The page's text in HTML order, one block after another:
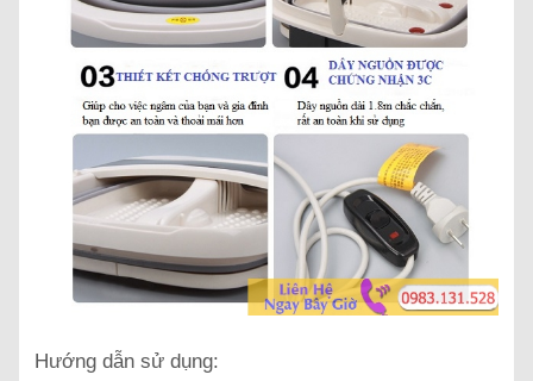
Hướng dẫn sử dụng: